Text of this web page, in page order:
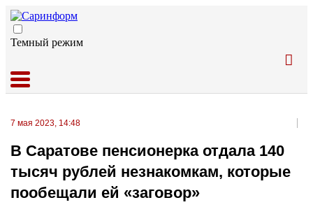
Темный режим
7 мая 2023, 14:48
В Саратове пенсионерка отдала 140
тысяч рублей незнакомкам, которые
пообещали ей «заговор»